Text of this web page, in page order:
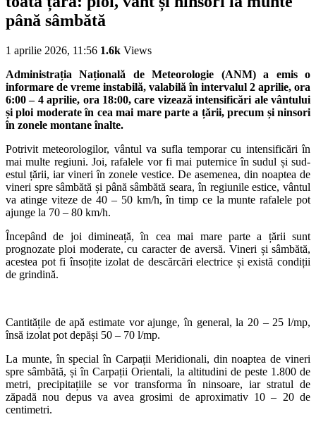
până sâmbătă
1 aprilie 2026, 11:56 1.6k Views
Administrația Națională de Meteorologie (ANM) a emis o
informare de vreme instabilă, valabilă în intervalul 2 aprilie, ora
6:00 – 4 aprilie, ora 18:00, care vizează intensificări ale vântului
și ploi moderate în cea mai mare parte a țării, precum și ninsori
în zonele montane înalte.
Potrivit meteorologilor, vântul va sufla temporar cu intensificări în
mai multe regiuni. Joi, rafalele vor fi mai puternice în sudul și sud-
estul țării, iar vineri în zonele vestice. De asemenea, din noaptea de
vineri spre sâmbătă și până sâmbătă seara, în regiunile estice, vântul
va atinge viteze de 40 – 50 km/h, în timp ce la munte rafalele pot
ajunge la 70 – 80 km/h.
Începând de joi dimineață, în cea mai mare parte a țării sunt
prognozate ploi moderate, cu caracter de aversă. Vineri și sâmbătă,
acestea pot fi însoțite izolat de descărcări electrice și există condiții
de grindină.
Cantitățile de apă estimate vor ajunge, în general, la 20 – 25 l/mp,
însă izolat pot depăși 50 – 70 l/mp.
La munte, în special în Carpații Meridionali, din noaptea de vineri
spre sâmbătă, și în Carpații Orientali, la altitudini de peste 1.800 de
metri, precipitațiile se vor transforma în ninsoare, iar stratul de
zăpadă nou depus va avea grosimi de aproximativ 10 – 20 de
centimetri.